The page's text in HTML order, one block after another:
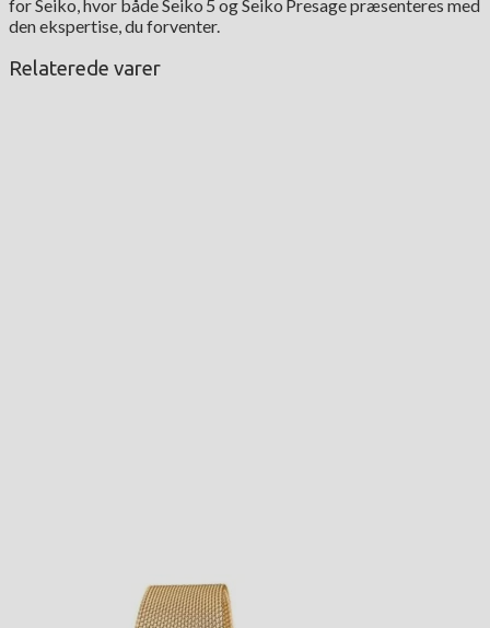
for Seiko, hvor både Seiko 5 og Seiko Presage præsenteres med
den ekspertise, du forventer.
Relaterede varer